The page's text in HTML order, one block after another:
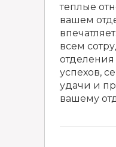
теплые
вашем
всем
успехов,
удачи и
вашему